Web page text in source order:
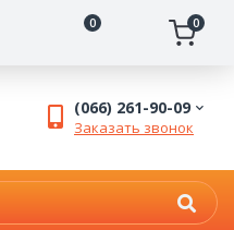
0 0
(066) 261-90-09
Заказать звонок